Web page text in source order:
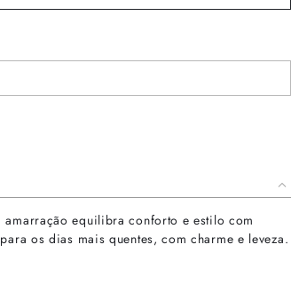
equilibra conforto e estilo com
os dias mais quentes, com charme e leveza.